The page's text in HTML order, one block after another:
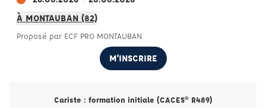
À MONTAUBAN (82)
Proposé par ECF PRO MONTAUBAN
M'INSCRIRE
Cariste : formation initiale (CACES® R489)